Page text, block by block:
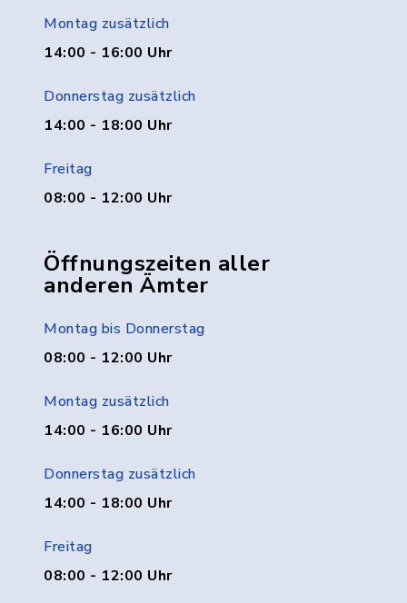
Montag zusätzlich
14:00 - 16:00 Uhr
Donnerstag zusätzlich
14:00 - 18:00 Uhr
Freitag
08:00 - 12:00 Uhr
Öffnungszeiten aller
anderen Ämter
Montag bis Donnerstag
08:00 - 12:00 Uhr
Montag zusätzlich
14:00 - 16:00 Uhr
Donnerstag zusätzlich
14:00 - 18:00 Uhr
Freitag
08:00 - 12:00 Uhr